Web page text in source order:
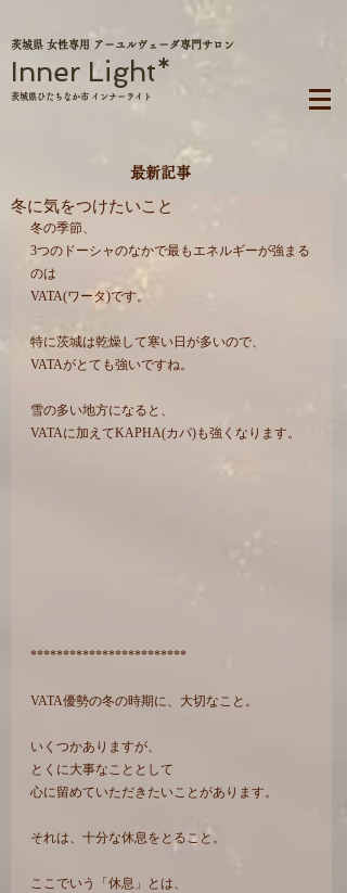
茨城県 女性専用 アーユルヴェーダ専門サロン
Inner Light*
茨城県ひたちなか市 インナーライト
最新記事
冬に気をつけたいこと
冬の季節、
3つのドーシャのなかで最もエネルギーが強まる
のは
VATA(ワータ)です。
特に茨城は乾燥して寒い日が多いので、
VATAがとても強いですね。
雪の多い地方になると、
VATAに加えてKAPHA(カパ)も強くなります。
************************
VATA優勢の冬の時期に、大切なこと。
いくつかありますが、
とくに大事なこととして
心に留めていただきたいことがあります。
それは、十分な休息をとること。
ここでいう「休息」とは、